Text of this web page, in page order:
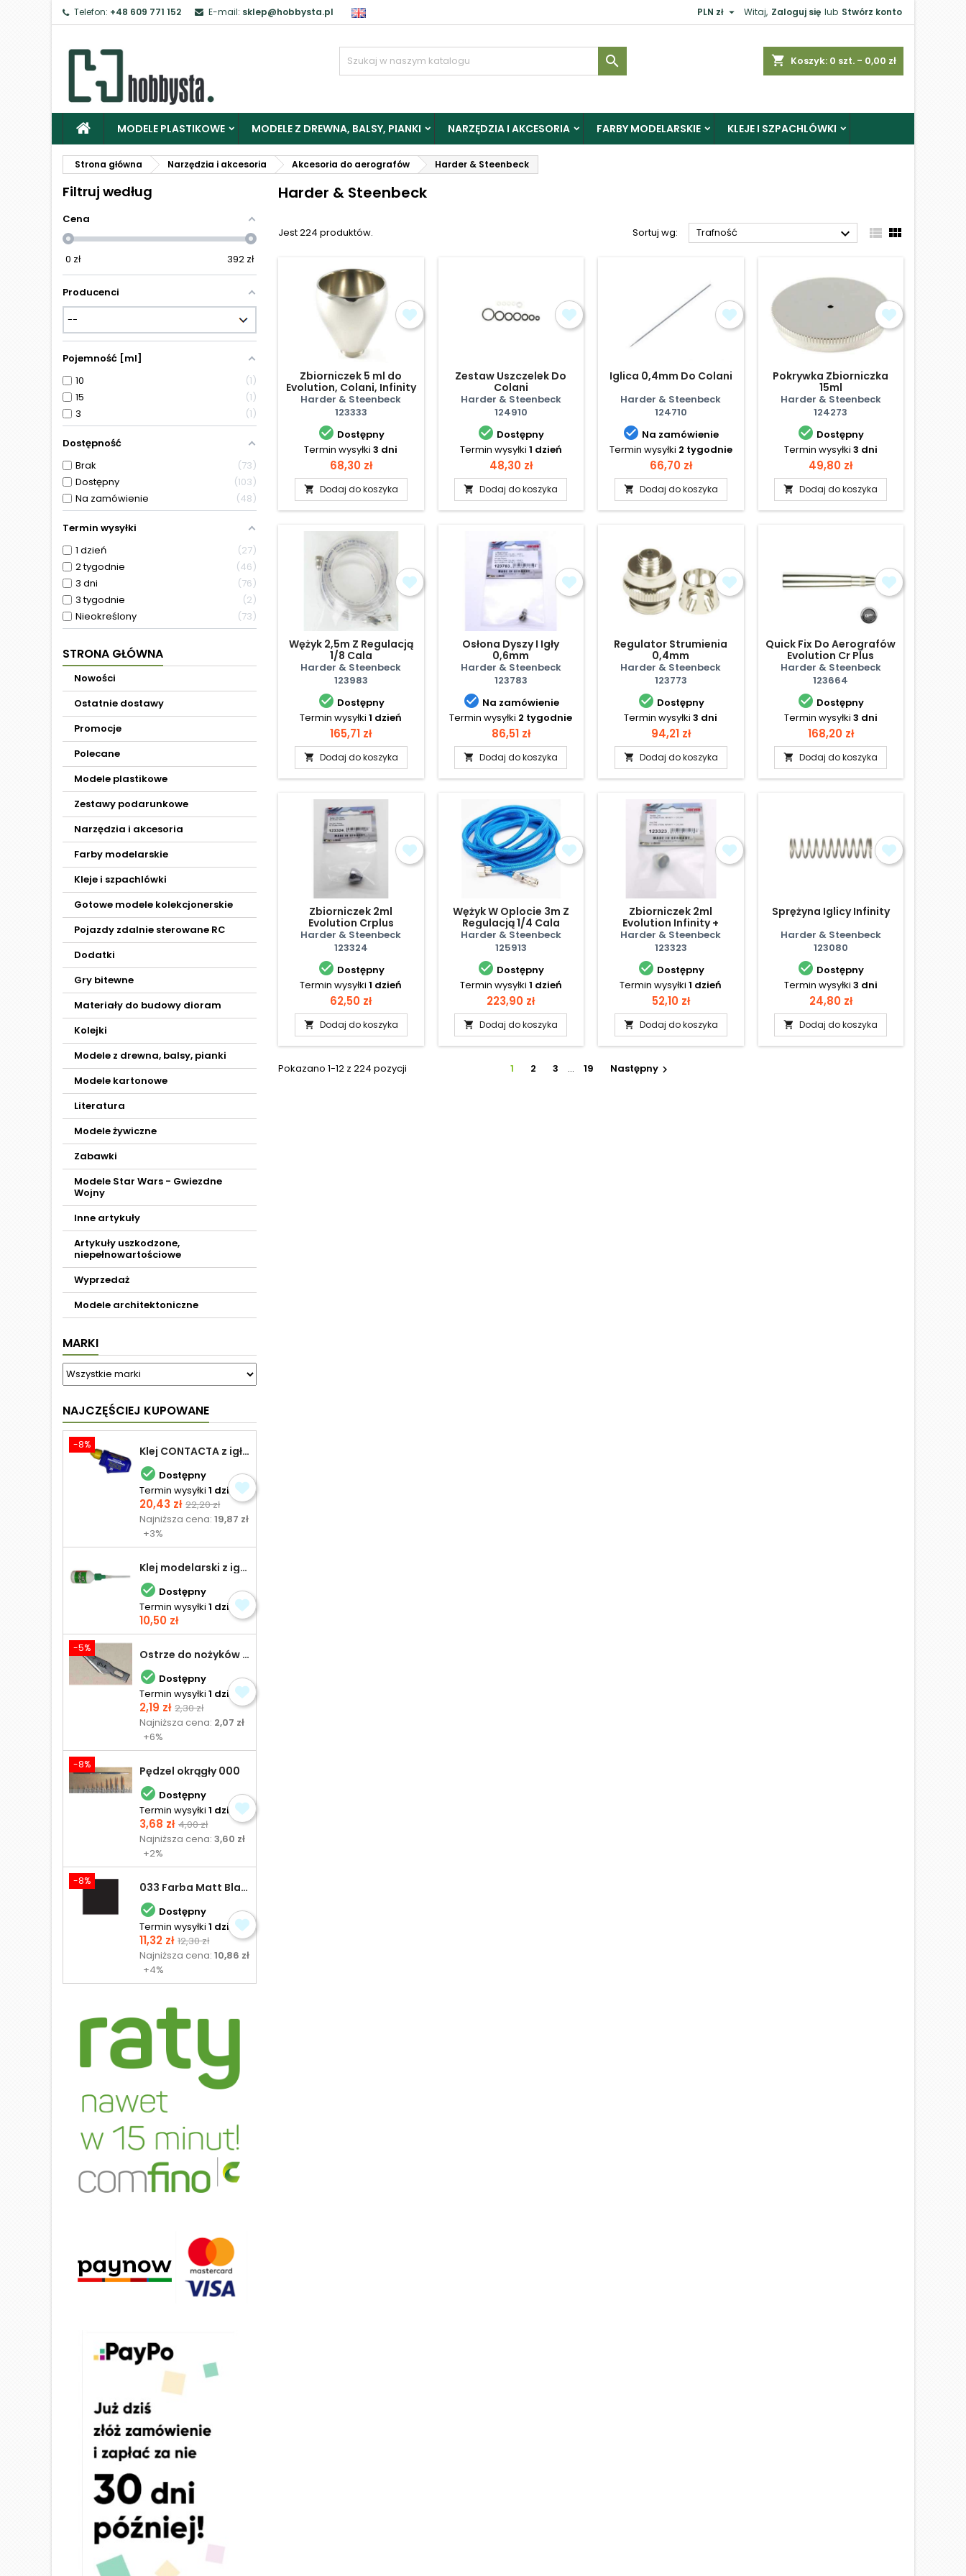
Telefon: +48 609 771 152 E-mail: sklep@hobbysta.pl Witaj, Zaloguj się lub Stwórz konto
PLN zł 
shopping_cart Koszyk: 0 szt. - 0,00 zł

MODELE PLASTIKOWE MODELE Z DREWNA, BALSY, PIANKI NARZĘDZIA I AKCESORIA FARBY MODELARSKIE KLEJE I SZPACHLÓWKI
Strona główna Narzędzia i akcesoria Akcesoria do aerografów Harder & Steenbeck
Filtruj według
Cena
0 zł 392 zł
Producenci
Pojemność [ml]
10
1
15
1
3
1
Dostępność
Brak
73
Dostępny
103
Na zamówienie
48
Termin wysyłki
1 dzień
27
2 tygodnie
46
3 dni
76
3 tygodnie
2
Nieokreślony
73
STRONA GŁÓWNA
Nowości
Ostatnie dostawy
Promocje
Polecane
Modele plastikowe
Zestawy podarunkowe
Narzędzia i akcesoria
Farby modelarskie
Kleje i szpachlówki
Gotowe modele kolekcjonerskie
Pojazdy zdalnie sterowane RC
Dodatki
Gry bitewne
Materiały do budowy dioram
Kolejki
Modele z drewna, balsy, pianki
Modele kartonowe
Literatura
Modele żywiczne
Zabawki
Modele Star Wars - Gwiezdne
Wojny
Inne artykuły
Artykuły uszkodzone,
niepełnowartościowe
Wyprzedaż
Modele architektoniczne
MARKI
NAJCZĘŚCIEJ KUPOWANE
-8% Klej CONTACTA z igłą do plastiku 25,0 g
 Dostępny
Termin wysyłki 1 dzień
Cena
20,43 zł Cena
podstawowa
22,20 zł
Najniższa cena:19,87 zł
+3%
Klej modelarski z igłą 30 ml
 Dostępny
Termin wysyłki 1 dzień
Cena
10,50 zł
-5% Ostrze do nożyków Excel
 Dostępny
Termin wysyłki 1 dzień
Cena
2,19 zł Cena
podstawowa
2,30 zł
Najniższa cena: 2,07 zł
+6%
-8% Pędzel okrągły 000
 Dostępny
Termin wysyłki 1 dzień
Cena
3,68 zł Cena
podstawowa
4,00 zł
Najniższa cena:3,60 zł
+2%
-8% 033 Farba Matt Black - olejna
 Dostępny
Termin wysyłki 1 dzień
Cena
11,32 zł Cena
podstawowa
12,30 zł
Najniższa cena:10,86 zł
+4%
Harder & Steenbeck
Jest 224 produktów. Sortuj wg: Trafność   
Zbiorniczek 5 ml do
Evolution, Colani, Infinity
Harder & Steenbeck
123333
 Dostępny
Termin wysyłki 3 dni
Cena
68,30 zł
 Dodaj do koszyka
Zestaw Uszczelek Do
Colani
Harder & Steenbeck
124910
 Dostępny
Termin wysyłki 1 dzień
Cena
48,30 zł
 Dodaj do koszyka
Iglica 0,4mm Do Colani
Harder & Steenbeck
124710
 Na zamówienie
Termin wysyłki 2 tygodnie
Cena
66,70 zł
 Dodaj do koszyka
Pokrywka Zbiorniczka
15ml
Harder & Steenbeck
124273
 Dostępny
Termin wysyłki 3 dni
Cena
49,80 zł
 Dodaj do koszyka
Wężyk 2,5m Z Regulacją
1/8 Cala
Harder & Steenbeck
123983
 Dostępny
Termin wysyłki 1 dzień
Cena
165,71 zł
 Dodaj do koszyka
Osłona Dyszy I Igły
0,6mm
Harder & Steenbeck
123783
 Na zamówienie
Termin wysyłki 2 tygodnie
Cena
86,51 zł
 Dodaj do koszyka
Regulator Strumienia
0,4mm
Harder & Steenbeck
123773
 Dostępny
Termin wysyłki 3 dni
Cena
94,21 zł
 Dodaj do koszyka
Quick Fix Do Aerografów
Evolution Cr Plus
Harder & Steenbeck
123664
 Dostępny
Termin wysyłki 3 dni
Cena
168,20 zł
 Dodaj do koszyka
Zbiorniczek 2ml
Evolution Crplus
Harder & Steenbeck
123324
 Dostępny
Termin wysyłki 1 dzień
Cena
62,50 zł
 Dodaj do koszyka
Wężyk W Oplocie 3m Z
Regulacją 1/4 Cala
Harder & Steenbeck
125913
 Dostępny
Termin wysyłki 1 dzień
Cena
223,90 zł
 Dodaj do koszyka
Zbiorniczek 2ml
Evolution Infinity +
Colani
Harder & Steenbeck
123323
 Dostępny
Termin wysyłki 1 dzień
Cena
52,10 zł
 Dodaj do koszyka
Sprężyna Iglicy Infinity
Harder & Steenbeck
123080
 Dostępny
Termin wysyłki 3 dni
Cena
24,80 zł
 Dodaj do koszyka
Pokazano 1-12 z 224 pozycji 1 2 3 … 19 Następny 
Zaloguj
Aby zapisać produkty do Schowka, musisz się zalogować.
Anuluj Zaloguj